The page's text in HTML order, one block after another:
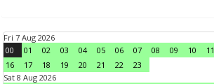
Fri 7 Aug 2026
00
01 02 03 04 05 06 07 08 09 10 11
16
17 18 19 20 21 22
23
Sat 8 Aug 2026